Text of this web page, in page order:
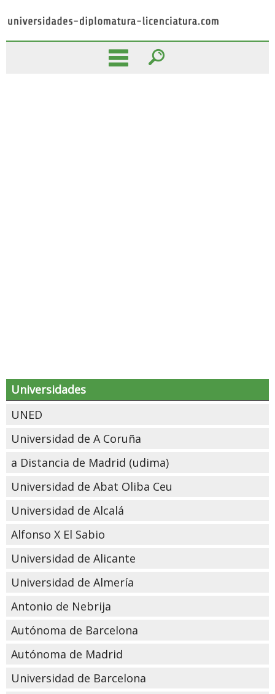
Universidades
UNED
Universidad de A Coruña
a Distancia de Madrid (udima)
Universidad de Abat Oliba Ceu
Universidad de Alcalá
Alfonso X El Sabio
Universidad de Alicante
Universidad de Almería
Antonio de Nebrija
Autónoma de Barcelona
Autónoma de Madrid
Universidad de Barcelona